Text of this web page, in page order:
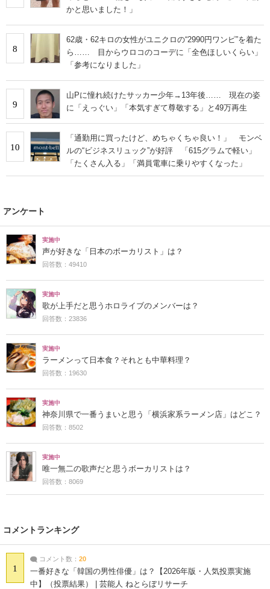
かと思いました！」
8
62歳・62キロの女性がユニクロの“2990円ワンピ”を着た
ら…… 目からウロコのコーデに「全色ほしいくらい」
「参考になりました」
9
山Pに憧れ続けたサッカー少年→13年後…… 現在の姿
に「えっぐい」「本気すぎて尊敬する」と49万再生
10
「通勤用に買ったけど、めちゃくちゃ良い！」 モンベ
ルの“ビジネスリュック”が好評 「615グラムで軽い」
「たくさん入る」「満員電車に乗りやすくなった」
アンケート
実施中
声が好きな「日本のボーカリスト」は？
回答数：49410
実施中
歌が上手だと思うホロライブのメンバーは？
回答数：23836
実施中
ラーメンって日本食？それとも中華料理？
回答数：19630
実施中
神奈川県で一番うまいと思う「横浜家系ラーメン店」はどこ？
回答数：8502
実施中
唯一無二の歌声だと思うボーカリストは？
回答数：8069
コメントランキング
1
コメント数： 20
一番好きな「韓国の男性俳優」は？【2026年版・人気投票実施
中】（投票結果） | 芸能人 ねとらぼリサーチ